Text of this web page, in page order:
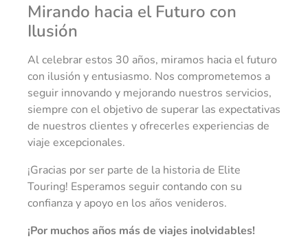
Mirando hacia el Futuro con
Ilusión
Al celebrar estos 30 años, miramos hacia el futuro
con ilusión y entusiasmo. Nos comprometemos a
seguir innovando y mejorando nuestros servicios,
siempre con el objetivo de superar las expectativas
de nuestros clientes y ofrecerles experiencias de
viaje excepcionales.
¡Gracias por ser parte de la historia de Elite
Touring! Esperamos seguir contando con su
confianza y apoyo en los años venideros.
¡Por muchos años más de viajes inolvidables!